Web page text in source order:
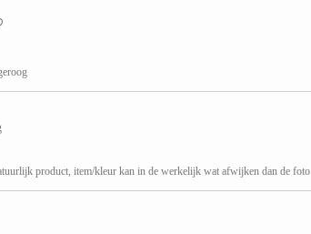
product, item/kleur kan in de werkelijk wat afwijken dan de foto